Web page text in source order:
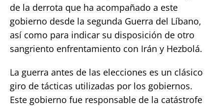
de la derrota que ha acompañado a este
gobierno desde la segunda Guerra del Líbano,
así como para indicar su disposición de otro
sangriento enfrentamiento con Irán y Hezbolá.
La guerra antes de las elecciones es un clásico
giro de tácticas utilizadas por los gobiernos.
Este gobierno fue responsable de la catástrofe